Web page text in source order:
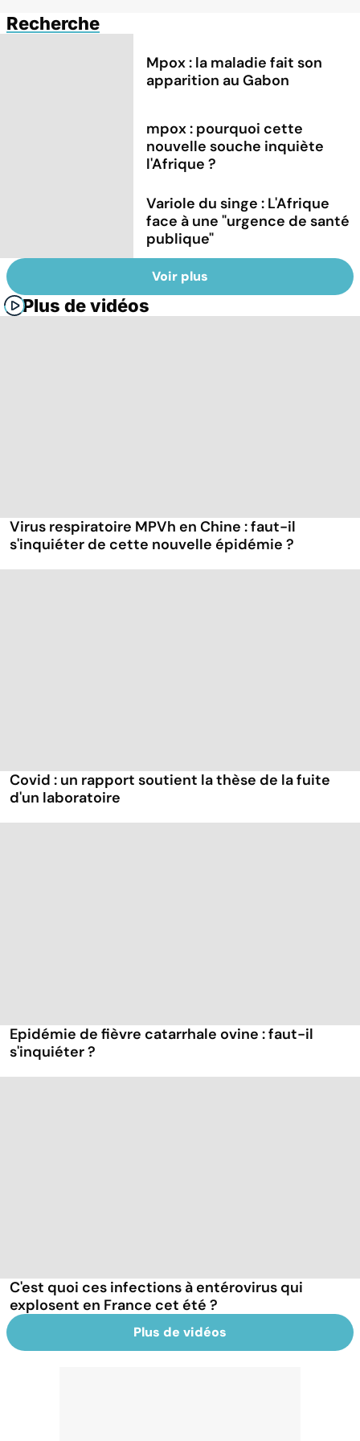
Recherche
Mpox : la maladie fait son
apparition au Gabon
mpox : pourquoi cette
nouvelle souche inquiète
l'Afrique ?
Variole du singe : L'Afrique
face à une "urgence de santé
publique"
Voir plus
Plus de vidéos
Virus respiratoire MPVh en Chine : faut-il
s'inquiéter de cette nouvelle épidémie ?
Covid : un rapport soutient la thèse de la fuite
d'un laboratoire
Epidémie de fièvre catarrhale ovine : faut-il
s'inquiéter ?
C'est quoi ces infections à entérovirus qui
explosent en France cet été ?
Plus de vidéos